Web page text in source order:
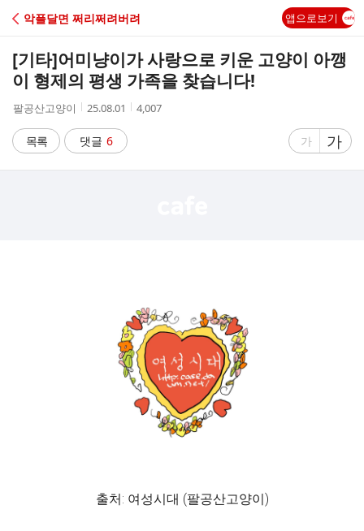
C
A
악플달면 쩌리쩌려버려 앱으로보기
[기타]어미냥이가 사랑으로 키운 고양이 아깽
이 형제의 평생 가족을 찾습니다!
작
자
팔공산고양이
작
시
간
25.08.01
조
4,007
목록 댓글 6
글
가
글
자
가
출처: 여성시대 (팔공산고양이)